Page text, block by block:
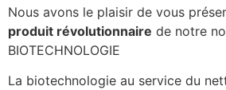
Nous avons le plaisir de vous
produit révolutionnaire de notre
BIOTECHNOLOGIE
La biotechnologie au service du